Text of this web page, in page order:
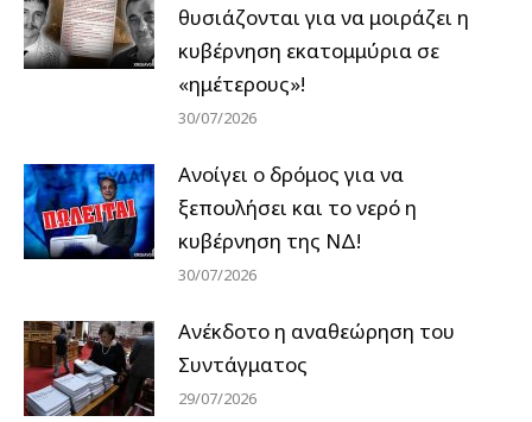
θυσιάζονται για να μοιράζει η
κυβέρνηση εκατομμύρια σε
«ημέτερους»!
30/07/2026
Ανοίγει ο δρόμος για να
ξεπουλήσει και το νερό η
κυβέρνηση της ΝΔ!
30/07/2026
Ανέκδοτο η αναθεώρηση του
Συντάγματος
29/07/2026